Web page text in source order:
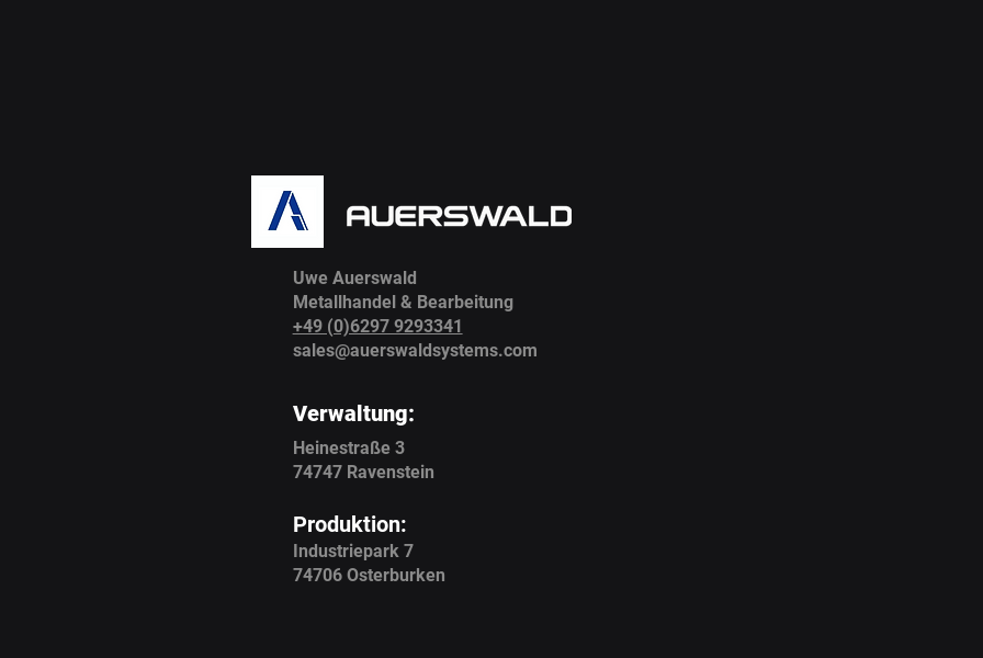
Uwe Auerswald
Metallhandel & Bearbeitung
+49 (0)6297 9293341
sales@auerswaldsystems.com
Verwaltung:
Heinestraße 3
74747 Ravenstein
Produktion:
Industriepark 7
74706 Osterburken